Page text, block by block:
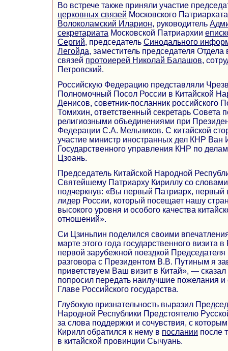
Во встрече также приняли участие
церковных связей Московского
Волоколамский Иларион, руководитель
секретариата Московской Патриархии
Сергий, председатель Синодального
Легойда, заместитель председателя
связей протоиерей Николай Балашов,
Петровский.
Российскую Федерацию представляли
Полномочный Посол России в Китайской
Денисов, советник-посланник российского
Томихин, ответственный секретарь Совета
религиозными объединениями при
Федерации С.А. Мельников. С китайской
участие министр иностранных дел КНР Ван
Государственного управления КНР по
Цзоань.
Председатель Китайской Народной
Святейшему Патриарху Кириллу со словами
подчеркнув: «Вы первый Патриарх, первый
лидер России, который посещает нашу
высокого уровня и особого качества
отношений».
Си Цзиньпин поделился своими
марте этого года государственного визита
первой зарубежной поездкой
разговора с Президентом В.В. Путиным я
приветствуем Ваш визит в Китай», —
попросил передать наилучшие пожелания и
Главе Российского государства.
Глубокую признательность выразил
Народной Республики Предстоятелю
за слова поддержки и сочувствия, с
Кирилл обратился к нему в послании после
в китайской провинции Сычуань.